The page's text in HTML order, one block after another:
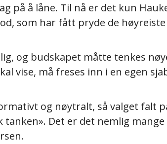
på å låne. Til nå er det kun
som har fått pryde de
og budskapet måtte tenkes
vise, må freses inn i en egen
og nøytralt, så valget falt
tanken». Det er det nemlig